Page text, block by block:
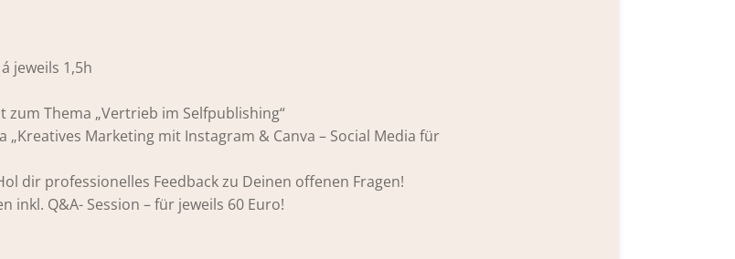
jeweils 1,5h
zum Thema „Vertrieb im Selfpublishing“
Marketing mit Instagram & Canva – Social Media für
dir professionelles Feedback zu Deinen offenen Fragen!
inkl. Q&A- Session – für jeweils 60 Euro!